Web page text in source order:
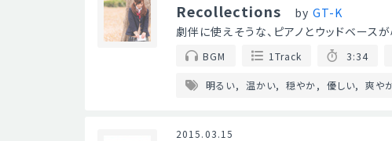
Recollections by GT-K
劇伴に使えそうな、ピアノとウッドベー
BGM 1Track 3:34
明るい 温かい 穏やか 優しい 爽や
2015.03.15